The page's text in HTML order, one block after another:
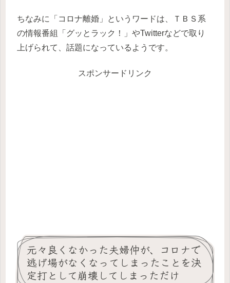
ちなみに「コロナ離婚」というワードは、ＴＢＳ系
の情報番組「グッとラック！」やTwitterなどで取り
上げられて、話題になっているようです。
スポンサードリンク
元々良くなかった夫婦仲が、コロナで
逃げ場がなくなってしまったことを決
定打として崩壊してしまっただけ